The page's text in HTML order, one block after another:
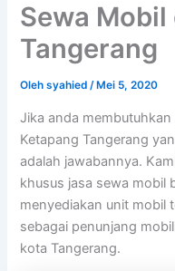
Sewa
Tangerang
Olehsyahied/ Mei 5, 2020
Jika anda
Ketapang Tangerang
adalah jawabannya.
khusus jasa sewa mobil
menyediakan unit mobil
sebagai penunjang
kota Tangerang.